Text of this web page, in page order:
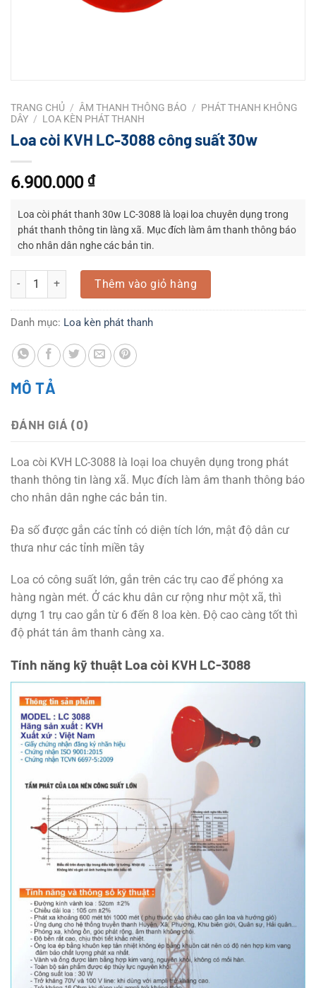
TRANG CHỦ / ÂM THANH THÔNG BÁO / PHÁT THANH KHÔNG
DÂY / LOA KÈN PHÁT THANH
Loa còi KVH LC-3088 công suất 30w
6.900.000 ₫
Loa còi phát thanh 30w LC-3088 là loại loa chuyên dụng trong
phát thanh thông tin làng xã. Mục đích làm âm thanh thông báo
cho nhân dân nghe các bản tin.
như các tỉnh miền tây
Loa còi KVH LC-3088 công suất 30w số lượng
Thêm vào giỏ hàng
Danh mục: Loa kèn phát thanh
MÔ TẢ
ĐÁNH GIÁ (0)
Loa còi KVH LC-3088 là loại loa chuyên dụng trong phát
thanh thông tin làng xã. Mục đích làm âm thanh thông báo
cho nhân dân nghe các bản tin.
Đa số được gắn các tỉnh có diện tích lớn, mật độ dân cư
thưa như các tỉnh miền tây
Loa có công suất lớn, gắn trên các trụ cao để phóng xa
hàng ngàn mét. Ở các khu dân cư rộng như một xã, thì
dựng 1 trụ cao gắn từ 6 đến 8 loa kèn. Độ cao càng tốt thì
độ phát tán âm thanh càng xa.
Tính năng kỹ thuật Loa còi KVH LC-3088